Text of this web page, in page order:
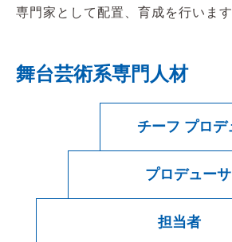
専門家として配置、育成を行います
舞台芸術系専門人材
担当者
プロデュー
チーフ プロ